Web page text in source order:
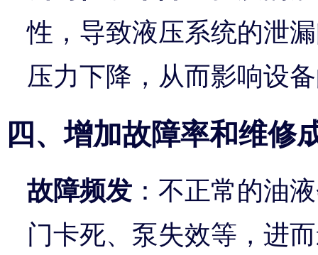
性，导致液压系统的泄
压力下降，从而影响设
四、增加故障率和维修
故障频发 ：不正常的油
门卡死、泵失效等，进